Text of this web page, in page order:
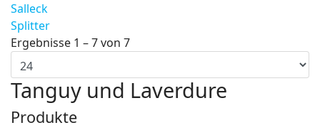
Salleck
Splitter
Ergebnisse 1 – 7 von 7
Tanguy und Laverdure
Produkte